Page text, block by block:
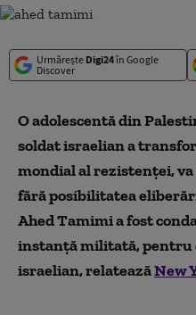
Urmărește Digi24în Google
Discover
O adolescentă din
soldat israelian a
mondial al rezistenței,
fără posibilitatea
Ahed Tamimi a fost
instanță militată, pentru
israelian, relateazăNew